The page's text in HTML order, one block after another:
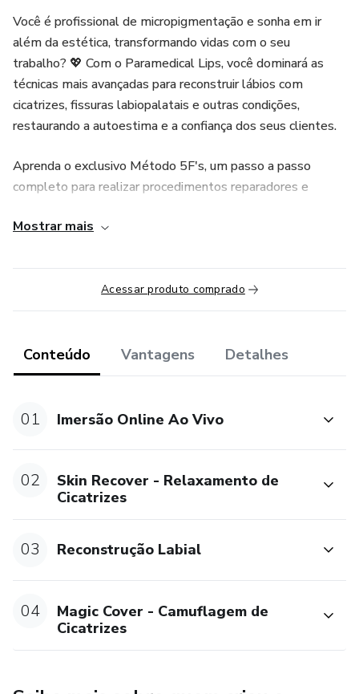
Você é profissional de micropigmentação e sonha em ir
além da estética, transformando vidas com o seu
trabalho? 💖 Com o Paramedical Lips, você dominará as
técnicas mais avançadas para reconstruir lábios com
cicatrizes, fissuras labiopalatais e outras condições,
restaurando a autoestima e a confiança dos seus clientes.
Aprenda o exclusivo Método 5F's, um passo a passo
completo para realizar procedimentos reparadores e
protocolos específicos para cada caso, desde relaxamento
mucosa.
O que você vai aprender:
Método 5F's na prática;
labial;
Transforme vidas, restaure sorrisos e alcance um novo
Mostrar mais
Acessar produto comprado
Conteúdo Vantagens Detalhes
01 Imersão Online Ao Vivo
02
Skin Recover - Relaxamento de
Cicatrizes
03 Reconstrução Labial
04
Magic Cover - Camuflagem de
Cicatrizes